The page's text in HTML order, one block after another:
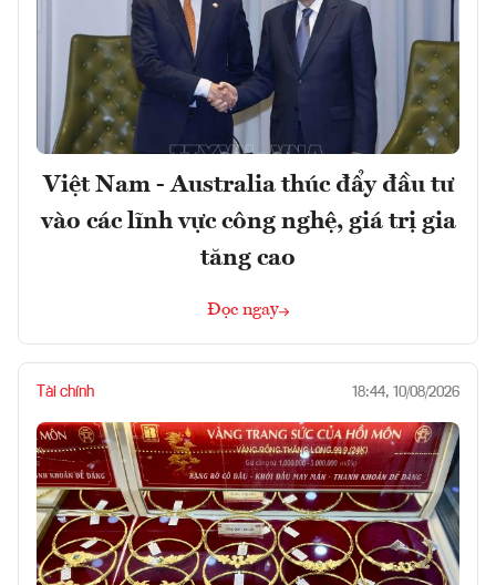
Việt Nam - Australia thúc đẩy đầu tư
vào các lĩnh vực công nghệ, giá trị gia
tăng cao
Đọc ngay
Tài chính 18:44, 10/08/2026